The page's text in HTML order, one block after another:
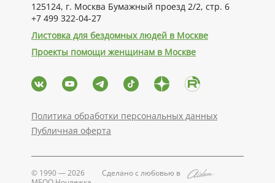
125124, г. Москва Бумажный проезд 2/2, стр. 6
+7 499 322-04-27
Листовка для бездомных людей в Москве
Проекты помощи женщинам в Москве
Политика обработки персональных данных
Публичная оферта
© 1990 — 2026
Сделано с любовью в